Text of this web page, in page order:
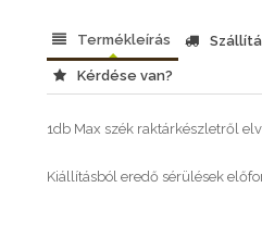
Termékleírás
Kérdése van?
1db Max szék raktárkészletről
Kiállításból eredő sérülések